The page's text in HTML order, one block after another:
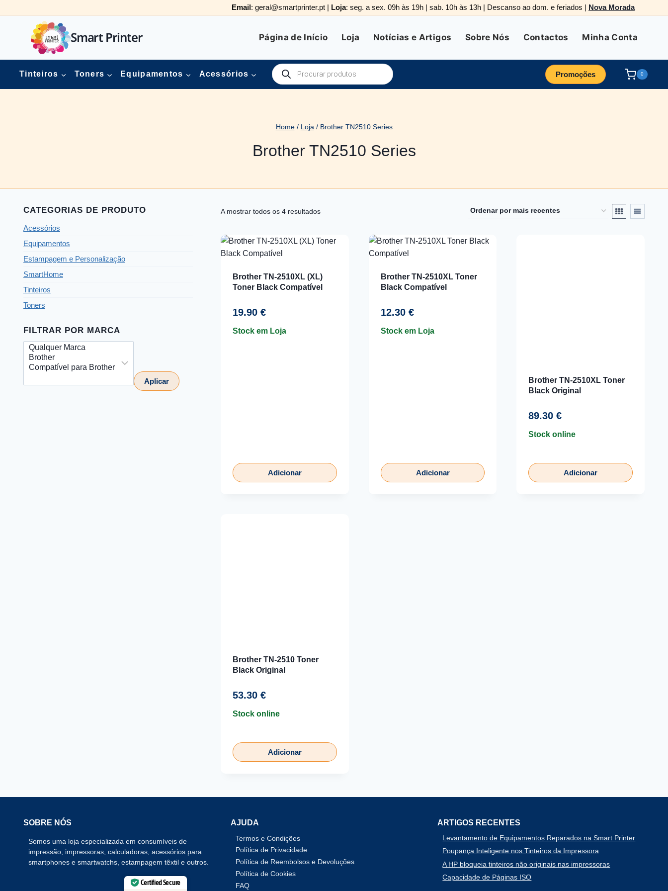
to
Email: geral@smartprinter.pt | Loja: seg. a sex. 09h às 19h | sab. 10h às 13h | Descanso ao dom. e feriados | Nova Morada
Smart Printer Página de Início Loja Notícias e Artigos Sobre Nós Contactos Minha Conta
Tinteiros Toners Equipamentos Acessórios
Products
search
Promoções 0
Home / Loja / Brother TN2510 Series
Brother TN2510 Series
A mostrar todos os 4 resultadosOrdenado
mais
Brother TN-2510XL (XL)
Toner Black Compatível
19.90€
Stock em Loja
Adicionar
Brother TN-2510XL Toner
Black Compatível
12.30 €
Stock em Loja
Adicionar
Brother TN-2510XL Toner
Black Original
89.30€
Stock online
Adicionar
Brother TN-2510 Toner
Black Original
53.30€
Stock online
Adicionar
CATEGORIAS DE PRODUTO
Acessórios
Equipamentos
Estampagem e Personalização
SmartHome
Tinteiros
Toners
FILTRAR POR MARCA
Aplicar
SOBRE NÓS
Somos uma loja especializada em consumíveis de
impressão, impressoras, calculadoras, acessórios para
smartphones e smartwatchs, estampagem têxtil e outros.
Certified Secure
AJUDA
Termos e Condições
Política de Privacidade
Política de Reembolsos e Devoluções
Política de Cookies
FAQ
ARTIGOS RECENTES
Levantamento de Equipamentos Reparados na Smart Printer
Poupança Inteligente nos Tinteiros da Impressora
A HP bloqueia tinteiros não originais nas impressoras
Capacidade de Páginas ISO